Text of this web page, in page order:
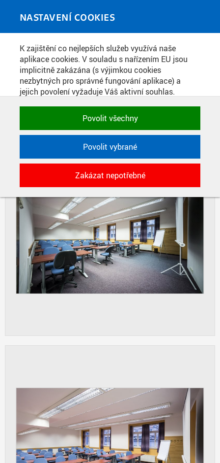
NASTAVENÍ COOKIES
K zajištění co nejlepších služeb využívá naše
aplikace cookies. V souladu s nařízením EU jsou
implicitně zakázána (s výjimkou cookies
nezbytných pro správné fungování aplikace) a
jejich povolení vyžaduje Váš aktivní souhlas.
zakázat, případně vybrat a povolit cookies podle
kategorie. Svoje rozhodnutí můžete samozřejmě
kdykoli změnit.
POTŘEBNÉ
Technické cookies využívané aplikacemi
ČVUT pro uchování jejich nastavení,
vlastností a identifikátorů relace. Jsou
nezbytné pro správné fungování a jsou
vždy aktivní.
ANALYTICKÉ
Slouží pro získávání anonymizovaných
statistických údajů, které nám pomáhají
vylepšovat naše aplikace. Zpravidla jde o
MARKETINGOVÉ
s analýzou uživatelského chování
pomáhají.
OSTATNÍ
Cookies, které aplikace nedokáže zařadit.
Naším cílem je, aby tato kategorie
Povolit všechny
Povolit vybrané
Zakázat nepotřebné
MEDIATÉKA
You are here
Home Fotografie
MASARYKOVA KOLEJ
DIAPOZITIVY DLAŽDICE
CIHLY